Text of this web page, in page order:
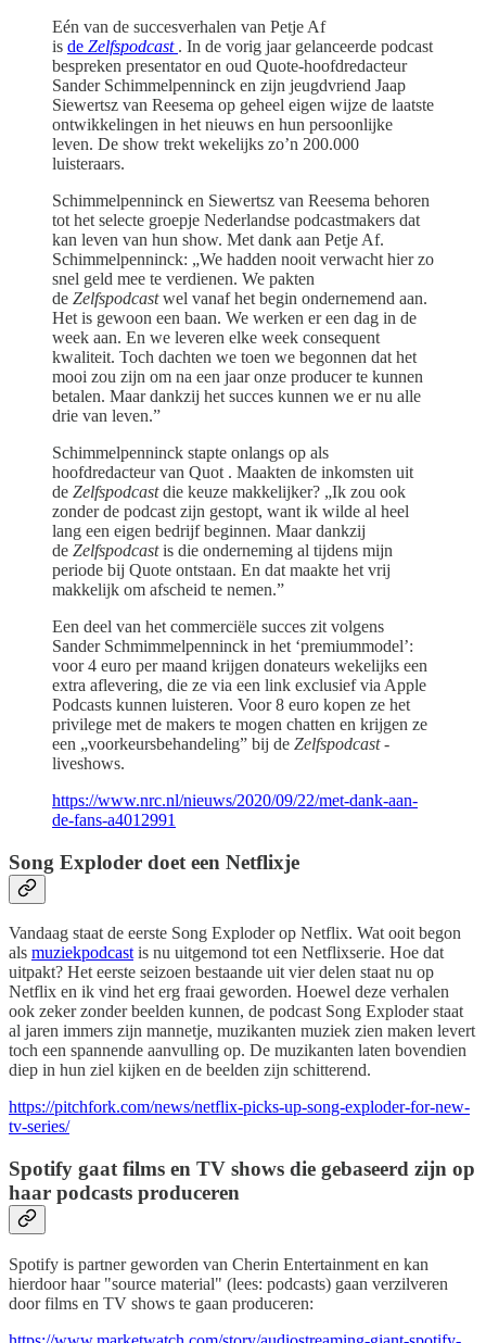
Eén van de succesverhalen van Petje Af
is de Zelfspodcast . In de vorig jaar gelanceerde podcast
bespreken presentator en oud Quote-hoofdredacteur
Sander Schimmelpenninck en zijn jeugdvriend Jaap
Siewertsz van Reesema op geheel eigen wijze de laatste
ontwikkelingen in het nieuws en hun persoonlijke
leven. De show trekt wekelijks zo’n 200.000
luisteraars.
Schimmelpenninck en Siewertsz van Reesema behoren
tot het selecte groepje Nederlandse podcastmakers dat
kan leven van hun show. Met dank aan Petje Af.
Schimmelpenninck: „We hadden nooit verwacht hier zo
snel geld mee te verdienen. We pakten
de Zelfspodcastwel vanaf het begin ondernemend aan.
Het is gewoon een baan. We werken er een dag in de
week aan. En we leveren elke week consequent
kwaliteit. Toch dachten we toen we begonnen dat het
mooi zou zijn om na een jaar onze producer te kunnen
betalen. Maar dankzij het succes kunnen we er nu alle
drie van leven.”
Schimmelpenninck stapte onlangs op als
hoofdredacteur van Quot . Maakten de inkomsten uit
de Zelfspodcastdie keuze makkelijker? „Ik zou ook
zonder de podcast zijn gestopt, want ik wilde al heel
lang een eigen bedrijf beginnen. Maar dankzij
de Zelfspodcastis die onderneming al tijdens mijn
periode bij Quote ontstaan. En dat maakte het vrij
makkelijk om afscheid te nemen.”
Een deel van het commerciële succes zit volgens
Sander Schmimmelpenninck in het ‘premiummodel’:
voor 4 euro per maand krijgen donateurs wekelijks een
extra aflevering, die ze via een link exclusief via Apple
Podcasts kunnen luisteren. Voor 8 euro kopen ze het
privilege met de makers te mogen chatten en krijgen ze
een „voorkeursbehandeling” bij de Zelfspodcast-
liveshows.
https://www.nrc.nl/nieuws/2020/09/22/met-dank-aan-
de-fans-a4012991
Song Exploder doet een Netflixje
Vandaag staat de eerste Song Exploder op Netflix. Wat ooit begon
als muziekpodcastis nu uitgemond tot een Netflixserie. Hoe dat
uitpakt? Het eerste seizoen bestaande uit vier delen staat nu op
Netflix en ik vind het erg fraai geworden. Hoewel deze verhalen
ook zeker zonder beelden kunnen, de podcast Song Exploder staat
al jaren immers zijn mannetje, muzikanten muziek zien maken levert
toch een spannende aanvulling op. De muzikanten laten bovendien
diep in hun ziel kijken en de beelden zijn schitterend.
https://pitchfork.com/news/netflix-picks-up-song-exploder-for-new-
tv-series/
Spotify gaat films en TV shows die gebaseerd zijn op
haar podcasts produceren
Spotify is partner geworden van Cherin Entertainment en kan
hierdoor haar "source material" (lees: podcasts) gaan verzilveren
door films en TV shows te gaan produceren: